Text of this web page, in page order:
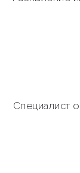
Специалист